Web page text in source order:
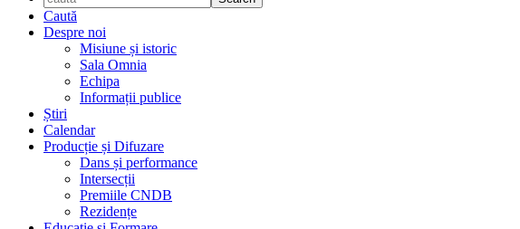
Caută
Despre noi
Misiune și istoric
Sala Omnia
Echipa
Informații publice
Știri
Calendar
Producție și Difuzare
Dans și performance
Intersecții
Premiile CNDB
Rezidențe